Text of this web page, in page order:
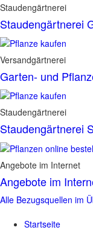
Staudengärtnerei
Staudengärtnerei
Versandgärtnerei
Garten- und
Staudengärtnerei
Staudengärtnerei
Angebote im Internet
Angebote im
Alle Bezugsquellen im
Startseite